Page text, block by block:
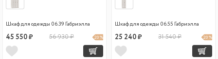
Шкаф для одежды 06.39 Габриэлла
45 550 ₽ 56 930 ₽ 20 %
Шкаф для одежды 06.55 Габриэлла
25 240 ₽ 31 540 ₽ 20 %